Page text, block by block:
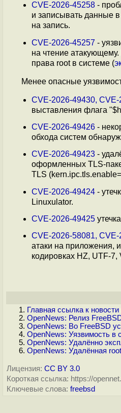
CVE-2026-45258 -
и записывать данные
на запись.
CVE-2026-45257 -
на чтение
права root в системе (
Менее опасные
CVE-2026-49430, CVE-
выставления флага
CVE-2026-49426 -
обхода систем
CVE-2026-49423 -
оформленных TLS-
TLS
CVE-2026-49424 -
Linuxulator.
CVE-2026-49425
CVE-2026-58081, CVE-
атаки на приложения,
кодировках HZ, UTF-
Главная ссылка к новости
OpenNews: Релиз
OpenNews: Во FreeBSD
OpenNews: Уязвимость в
OpenNews: Удалённо
OpenNews: Удалённая
Лицензия: CC BY 3.0
Короткая ссылка: https://
Ключевые слова: freebsd